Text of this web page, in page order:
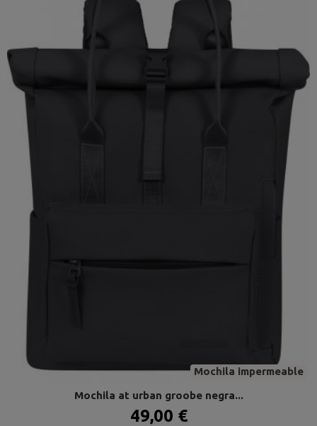
Mochila impermeable
Mochila at urban groobe negra...
49,00 €